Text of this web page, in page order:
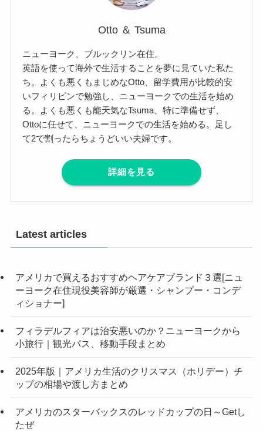
Otto ＆ Tsuma
ニューヨーク、ブルックリン在住。
英語を使って海外で生活することを夢に見ていた私た
ち。よくも悪くもまじめなOtto、留学費用が比較的安
いフィリピンで勉強し、ニューヨークでの生活を始め
る。よくも悪くも能天気なTsuma、特に準備せず、
Ottoに任せて、ニューヨークでの生活を始める。足し
て2で割ったらちょうどいい夫婦です。
詳細を見る
Latest articles
アメリカで買えるおすすめヘアケアブランド３選[ニュ
ーヨーク在住現役美容師が厳選・シャンプー・コンデ
ィショナー]
フィラデルフィアは治安悪いのか？ニューヨークから
小旅行｜観光パス、移動手段まとめ
2025年版｜アメリカ生活のクリスマス（ホリデー）チ
ップの相場や渡し方まとめ
アメリカのスターバックスのレッドカップの日～Getし
たぜ